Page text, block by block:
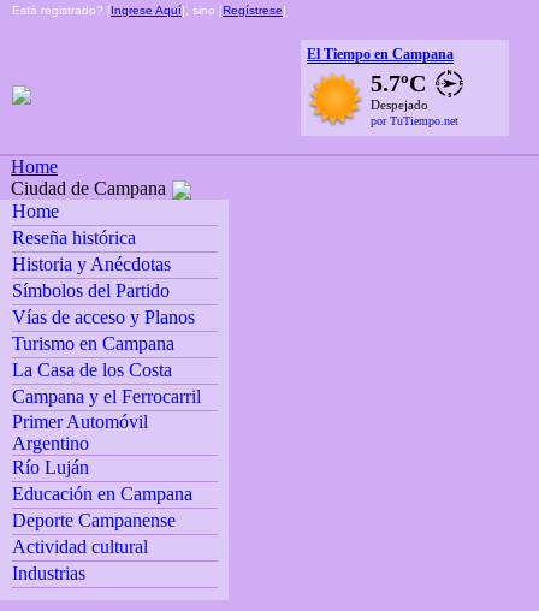
Está registrado? [Ingrese Aquí], sino [Regístrese]
El Tiempo en Campana
5.7ºC
Despejado
por TuTiempo.net
Home
Ciudad de Campana
Home
Reseña histórica
Historia y Anécdotas
Símbolos del Partido
Vías de acceso y Planos
Turismo en Campana
La Casa de los Costa
Campana y el Ferrocarril
Primer Automóvil
Argentino
Río Luján
Educación en Campana
Deporte Campanense
Actividad cultural
Industrias